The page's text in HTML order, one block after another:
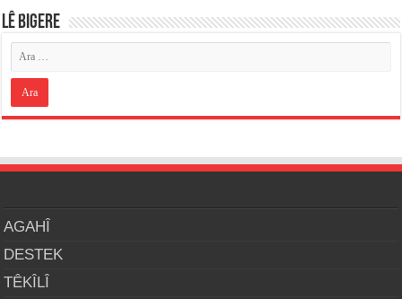
LÊ BIGERE
AGAHÎ
DESTEK
TÊKÎLÎ